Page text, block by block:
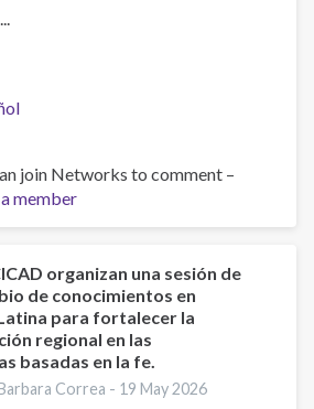
join Networks to comment –
member
organizan una sesión de
de conocimientos en
para fortalecer la
regional en las
basadas en la fe.
Correa - 19 May 2026